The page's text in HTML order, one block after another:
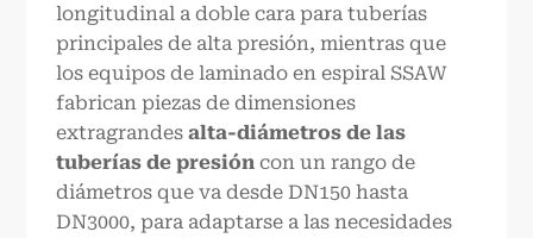
longitudinal a doble cara para tuberías
principales de alta presión, mientras que
los equipos de laminado en espiral SSAW
fabrican piezas de dimensiones
extragrandesalta-diámetros de las
tuberías de presión con un rango de
diámetros que va desde DN150 hasta
DN3000, para adaptarse a las necesidades